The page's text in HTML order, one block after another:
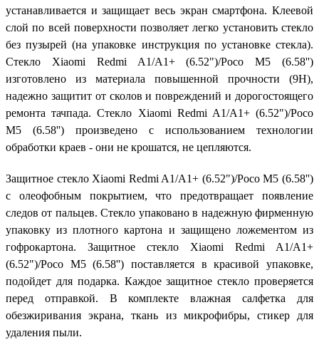
устанавливается и защищает весь экран смартфона. Клеевой
слой по всей поверхности позволяет легко установить стекло
без пузырей (на упаковке инструкция по установке стекла).
Стекло Xiaomi Redmi A1/A1+ (6.52")/Poco M5 (6.58'')
изготовлено из материала повышенной прочности (9Н),
надежно защитит от сколов и повреждений и дорогостоящего
ремонта тачпада. Стекло Xiaomi Redmi A1/A1+ (6.52")/Poco
M5 (6.58'') произведено с использованием технологии
обработки краев - они не крошатся, не цепляются.
Защитное стекло Xiaomi Redmi A1/A1+ (6.52")/Poco M5 (6.58'')
с олеофобным покрытием, что предотвращает появление
следов от пальцев. Стекло упаковано в надежную фирменную
упаковку из плотного картона и защищено ложементом из
гофрокартона. Защитное стекло Xiaomi Redmi A1/A1+
(6.52")/Poco M5 (6.58'') поставляется в красивой упаковке,
подойдет для подарка. Каждое защитное стекло проверяется
перед отправкой. В комплекте влажная салфетка для
обезжиривания экрана, ткань из микрофибры, стикер для
удаления пыли.